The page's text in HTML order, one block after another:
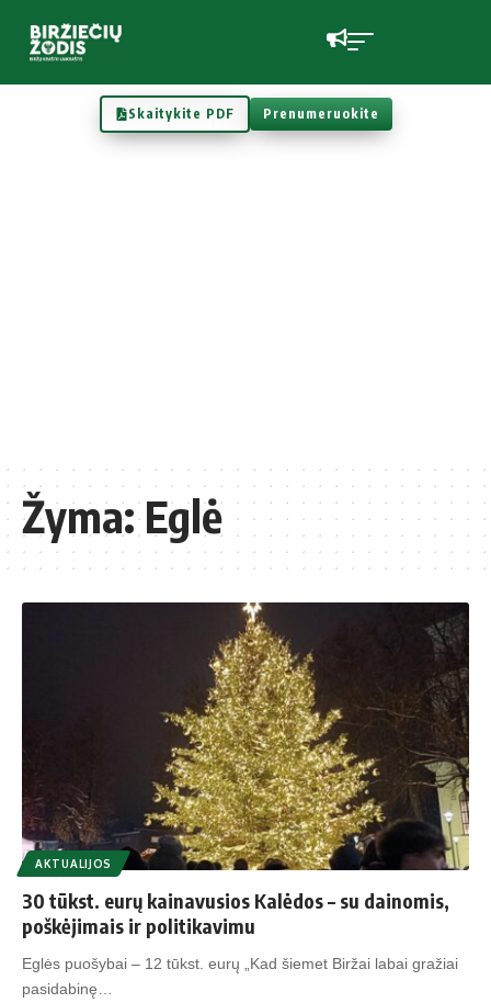
Skaitykite PDF Prenumeruokite
Žyma:Eglė
AKTUALIJOS
30 tūkst. eurų kainavusios Kalėdos – su dainomis,
poškėjimais ir politikavimu
Eglės puošybai – 12 tūkst. eurų „Kad šiemet Biržai labai gražiai
pasidabinę…